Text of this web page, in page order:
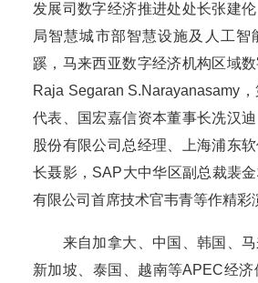
发展司数字经济推进处处长张建
局智慧城市部智慧设施及人工智
蹊，马来西亚数字经济机构区域
Raja Segaran S.Narayanasamy
代表、国宏嘉信资本董事长冼汉
股份有限公司总经理、上海浦东
长聂影，SAP大中华区副总裁裴金
有限公司首席技术官韦青等作精彩
来自加拿大、中国、韩国、马
新加坡、泰国、越南等APEC经济